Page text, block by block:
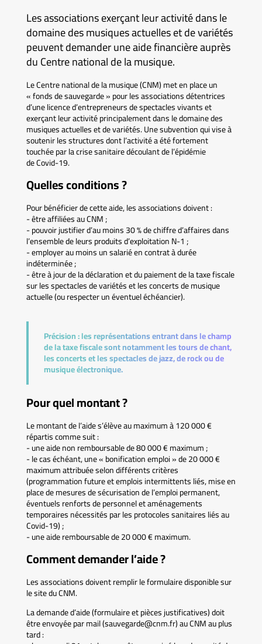
Les associations exerçant leur activité dans le
domaine des musiques actuelles et de variétés
peuvent demander une aide financière auprès
du Centre national de la musique.
Le Centre national de la musique (CNM) met en place un
« fonds de sauvegarde » pour les associations détentrices
d’une licence d’entrepreneurs de spectacles vivants et
exerçant leur activité principalement dans le domaine des
musiques actuelles et de variétés. Une subvention qui vise à
soutenir les structures dont l’activité a été fortement
touchée par la crise sanitaire découlant de l’épidémie
de Covid-19.
Quelles conditions ?
Pour bénéficier de cette aide, les associations doivent :
- être affiliées au CNM ;
- pouvoir justifier d’au moins 30 % de chiffre d’affaires dans
l’ensemble de leurs produits d’exploitation N-1 ;
- employer au moins un salarié en contrat à durée
indéterminée ;
- être à jour de la déclaration et du paiement de la taxe fiscale
sur les spectacles de variétés et les concerts de musique
actuelle (ou respecter un éventuel échéancier).
Précision :les représentations entrant dans le champ
de la taxe fiscale sont notamment les tours de chant,
les concerts et les spectacles de jazz, de rock ou de
musique électronique.
Pour quel montant ?
Le montant de l’aide s’élève au maximum à 120 000 €
répartis comme suit :
- une aide non remboursable de 80 000 € maximum ;
- le cas échéant, une « bonification emploi » de 20 000 €
maximum attribuée selon différents critères
(programmation future et emplois intermittents liés, mise en
place de mesures de sécurisation de l’emploi permanent,
éventuels renforts de personnel et aménagements
temporaires nécessités par les protocoles sanitaires liés au
Covid-19) ;
- une aide remboursable de 20 000 € maximum.
Comment demander l’aide ?
Les associations doivent remplir le formulaire disponible sur
le site du CNM.
La demande d’aide (formulaire et pièces justificatives) doit
être envoyée par mail (sauvegarde@cnm.fr) au CNM au plus
tard :